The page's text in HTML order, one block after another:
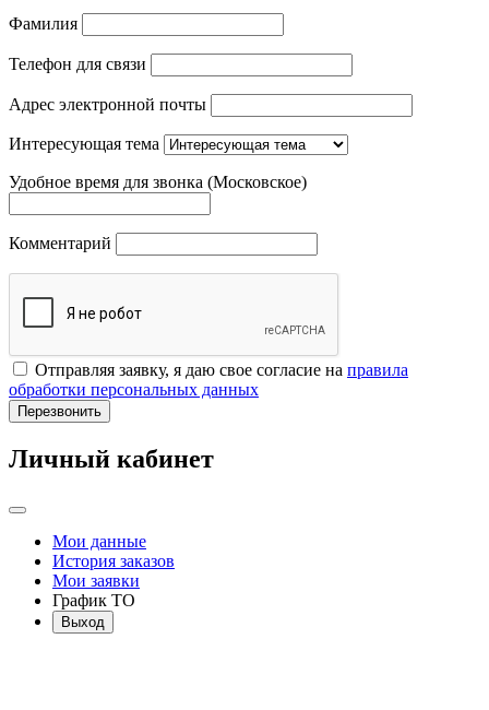
Фамилия
Телефон для связи
Адрес электронной почты
Интересующая тема
Удобное время для звонка (Московское)
Комментарий
Отправляя заявку, я даю свое согласие на правила
обработки персональных данных
Перезвонить
Личный кабинет
Мои данные
История заказов
Мои заявки
График ТО
Выход